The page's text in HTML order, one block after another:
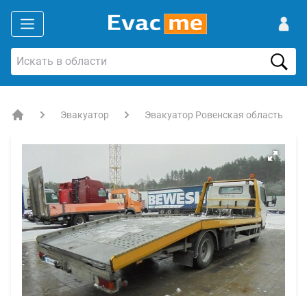
Эвакуатор Эвакуатор Ровенская область